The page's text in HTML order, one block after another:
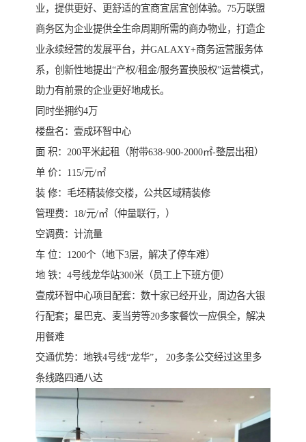
业，提供更好、更舒适的宜商宜居宜创体验。75万联盟
商务区为企业提供全生命周期所需的商办物业，打造企
业永续经营的发展平台，并GALAXY+商务运营服务体
系，创新性地提出“产权/租金/服务置换股权”运营模式，
助力有前景的企业更好地成长。
同时坐拥约4万
楼盘名：壹成环智中心
面 积：200平米起租（附带638-900-2000㎡-整层出租）
单 价：115/元/㎡
装 修：毛坯精装修交楼，公共区域精装修
管理费：18/元/㎡（仲量联行，）
空调费：计流量
车 位：1200个（地下3层，解决了停车难）
地 铁：4号线龙华站300米（员工上下班方便）
壹成环智中心项目配套：数十家已经开业，周边各大银
行配套；星巴克、麦当劳等20多家餐饮一应俱全，解决
用餐难
交通优势：地铁4号线“龙华”， 20多条公交经过这里多
条线路四通八达